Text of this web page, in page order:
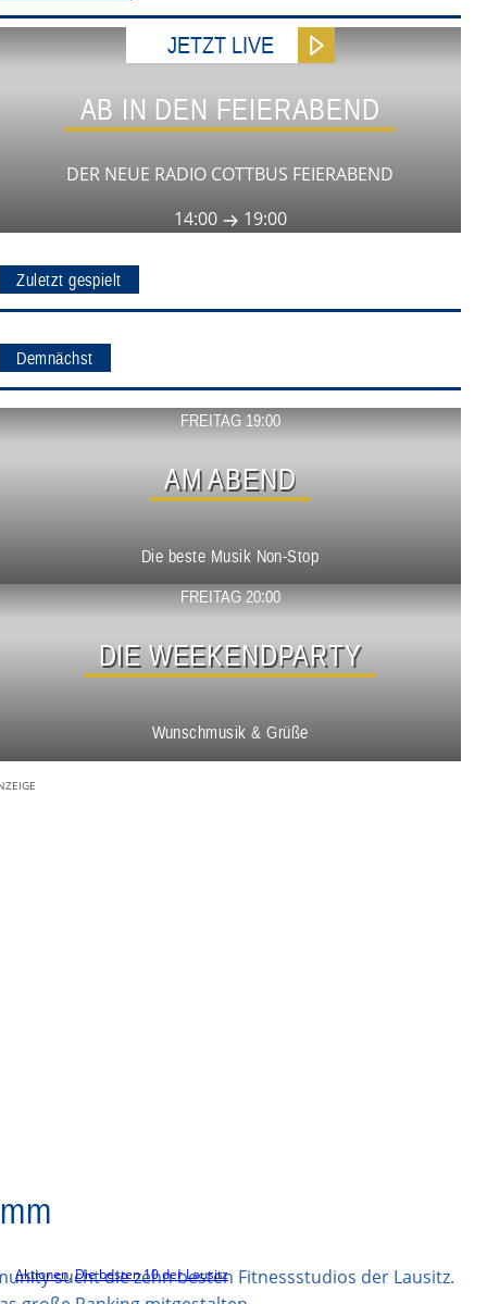
JETZT LIVE
AB IN DEN FEIERABEND
DER NEUE RADIO COTTBUS FEIERABEND
14:00
19:00
Zuletzt gespielt
Demnächst
FREITAG 19:00
AM ABEND
Die beste Musik Non-Stop
Show ansehen
FREITAG 20:00
DIE WEEKENDPARTY
Wunschmusik & Grüße
Show ansehen
Aktionen, Die besten 10 der Lausitz